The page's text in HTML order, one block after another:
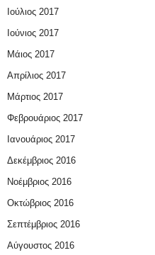
Ιούλιος 2017
Ιούνιος 2017
Μάιος 2017
Απρίλιος 2017
Μάρτιος 2017
Φεβρουάριος 2017
Ιανουάριος 2017
Δεκέμβριος 2016
Νοέμβριος 2016
Οκτώβριος 2016
Σεπτέμβριος 2016
Αύγουστος 2016